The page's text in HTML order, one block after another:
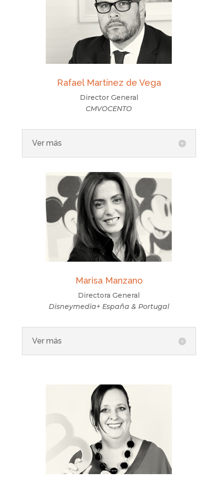
Rafael Martínez de Vega
Director General
CMVOCENTO
Ver más
Marisa Manzano
Directora General
Disneymedia+ España & Portugal
Ver más